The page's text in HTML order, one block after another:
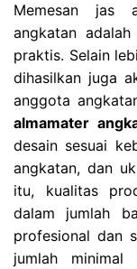
Memesan jas
angkatan
praktis. Selain
dihasilkan juga
anggota
almamater
desain sesuai
angkatan, dan
itu, kualitas
dalam jumlah
profesional dan
jumlah